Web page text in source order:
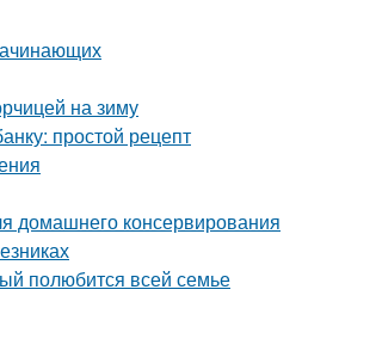
на зиму
простой рецепт
домашнего консервирования
полюбится всей семье